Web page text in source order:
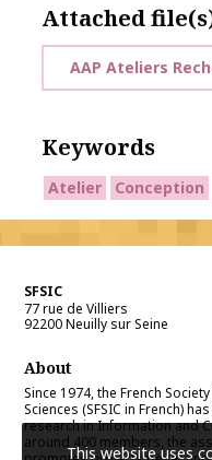
Attached
AAP Ateliers
Keywords
Atelier Conception
SFSIC
77 rue de Villiers
92200Neuilly sur Seine
About
Since 1974, the French
Sciences (SFSIC in French)
research in Information and
around 400 members, the
This website uses